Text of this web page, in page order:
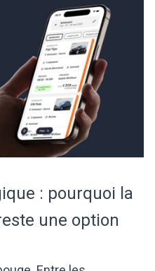
: pourquoi la
une option